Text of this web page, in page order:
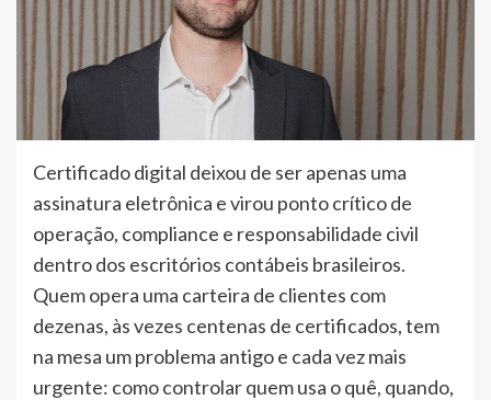
Certificado digital deixou de ser apenas uma
assinatura eletrônica e virou ponto crítico de
operação, compliance e responsabilidade civil
dentro dos escritórios contábeis brasileiros.
Quem opera uma carteira de clientes com
dezenas, às vezes centenas de certificados, tem
na mesa um problema antigo e cada vez mais
urgente: como controlar quem usa o quê, quando,